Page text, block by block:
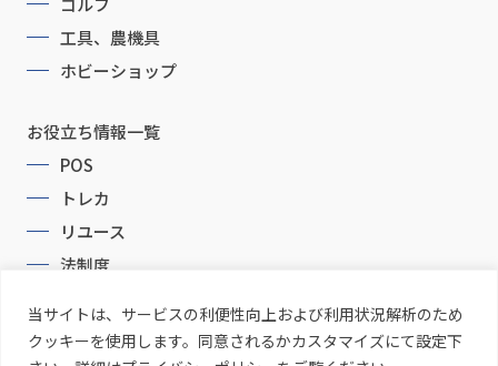
当サイトは、サービスの利便性向上および利用状況解析のため
クッキーを使用します。同意されるかカスタマイズにて設定下
工具、農機具
ホビーショップ
お役立ち情報一覧
POS
トレカ
リユース
法制度